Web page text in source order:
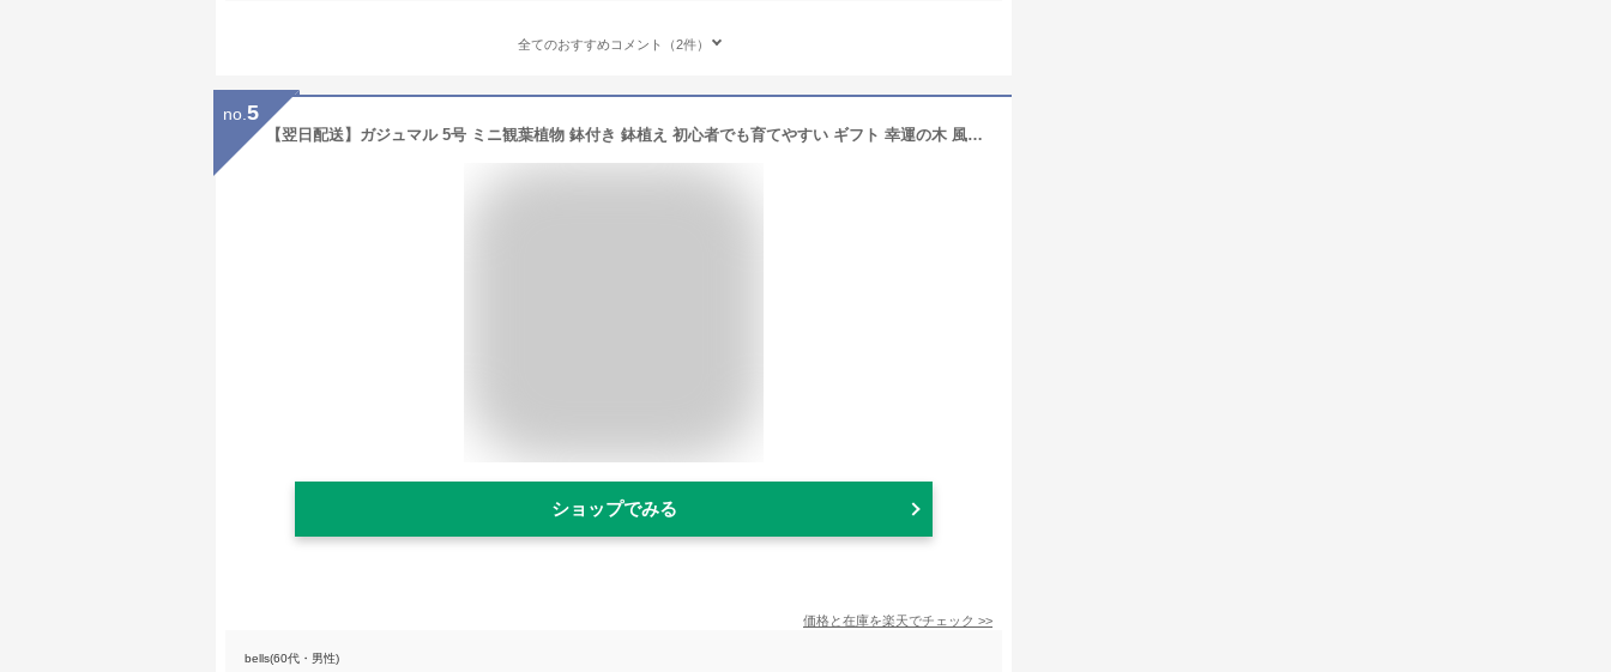
全てのおすすめコメント（2件）
no. 5
【翌日配送】ガジュマル 5号 ミニ観葉植物 鉢付き 鉢植え 初心者でも育てやすい ギフト 幸運の木 風水 インテリアグリーン オシャレ 結婚式 新築祝い 就職祝い 開業祝い 記念日 引越し祝い
ショップでみる
価格と在庫を楽天でチェック >>
bells(60代・男性)